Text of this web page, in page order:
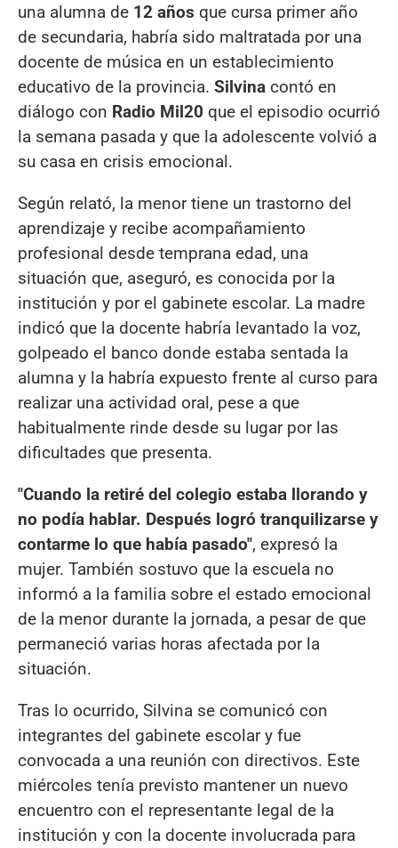
una alumna de 12 años que cursa primer año
de secundaria, habría sido maltratada por una
docente de música en un establecimiento
educativo de la provincia. Silvina contó en
diálogo con Radio Mil20 que el episodio ocurrió
la semana pasada y que la adolescente volvió a
su casa en crisis emocional.
Según relató, la menor tiene un trastorno del
aprendizaje y recibe acompañamiento
profesional desde temprana edad, una
situación que, aseguró, es conocida por la
institución y por el gabinete escolar. La madre
indicó que la docente habría levantado la voz,
golpeado el banco donde estaba sentada la
alumna y la habría expuesto frente al curso para
realizar una actividad oral, pese a que
habitualmente rinde desde su lugar por las
dificultades que presenta.
"Cuando la retiré del colegio estaba llorando y
no podía hablar. Después logró tranquilizarse y
contarme lo que había pasado", expresó la
mujer. También sostuvo que la escuela no
informó a la familia sobre el estado emocional
de la menor durante la jornada, a pesar de que
permaneció varias horas afectada por la
situación.
Tras lo ocurrido, Silvina se comunicó con
integrantes del gabinete escolar y fue
convocada a una reunión con directivos. Este
miércoles tenía previsto mantener un nuevo
encuentro con el representante legal de la
institución y con la docente involucrada para